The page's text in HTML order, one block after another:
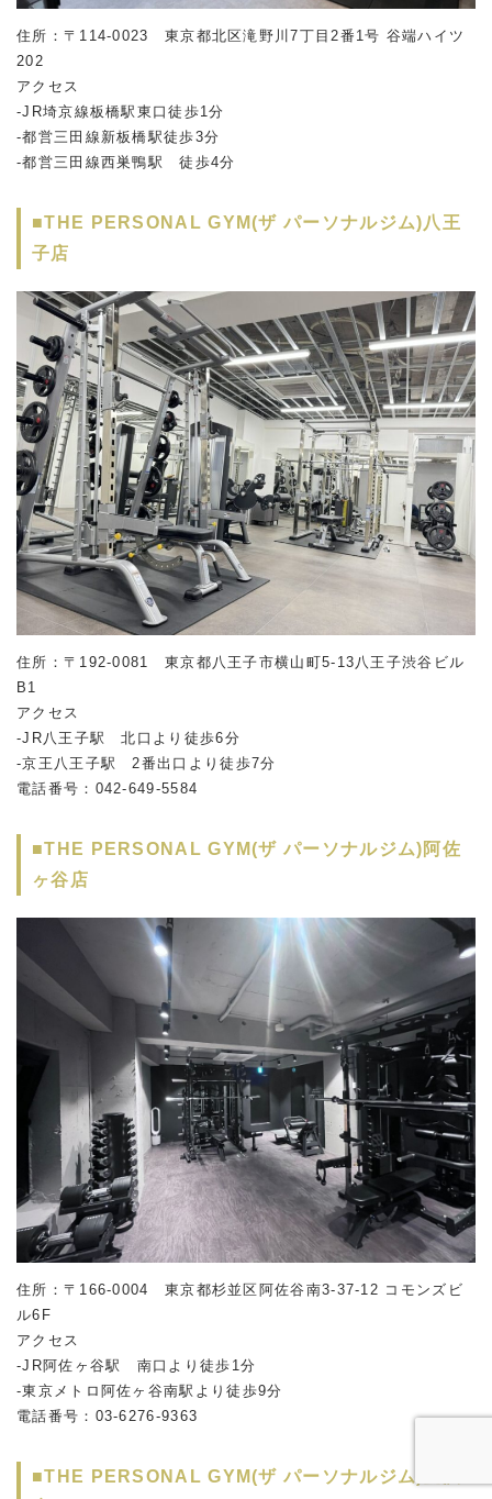
住所：〒114-0023 東京都北区滝野川7丁目2番1号 谷端ハイツ
202
アクセス
-JR埼京線板橋駅東口徒歩1分
-都営三田線新板橋駅徒歩3分
-都営三田線西巣鴨駅 徒歩4分
■THE PERSONAL GYM(ザ パーソナルジム)八王
子店
住所：〒192-0081 東京都八王子市横山町5-13八王子渋谷ビル
B1
アクセス
-JR八王子駅 北口より徒歩6分
-京王八王子駅 2番出口より徒歩7分
電話番号：042-649-5584
■THE PERSONAL GYM(ザ パーソナルジム)阿佐
ヶ谷店
住所：〒166-0004 東京都杉並区阿佐谷南3-37-12 コモンズビ
ル6F
アクセス
-JR阿佐ヶ谷駅 南口より徒歩1分
-東京メトロ阿佐ヶ谷南駅より徒歩9分
電話番号：03-6276-9363
■THE PERSONAL GYM(ザ パーソナルジム)金沢